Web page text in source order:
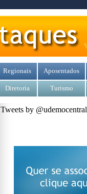
Regionais Aposentados
Diretoria Turismo
Tweets by @udemocentral